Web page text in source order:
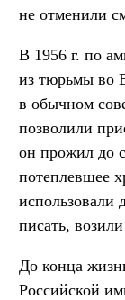
не отменили
В 1956 г. по
из тюрьмы во
в обычном
позволили
он прожил до
потеплевшее
использовали
писать,
До конца
Российской